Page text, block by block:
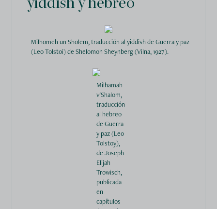
Milhomeh un Sholem, traducción al yiddish de Guerra y paz
(Leo Tolstoi) de Shelomoh Sheynberg (Vilna, 1927).
Milhamah
v'Shalom,
traducción
al hebreo
de Guerra
y paz (Leo
Tolstoy),
de Joseph
Elijah
Trowisch,
publicada
en
capítulos